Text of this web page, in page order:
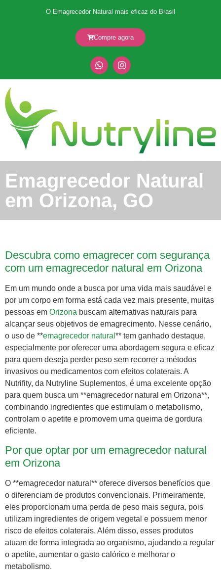
O Emagrecedor Natural mais eficaz do Brasil
Compre agora
Emagrecedor Natural
em Orizona, GO
Descubra como emagrecer com segurança
com um emagrecedor natural em Orizona
Em um mundo onde a busca por uma vida mais saudável e
por um corpo em forma está cada vez mais presente, muitas
pessoas em Orizona buscam alternativas naturais para
alcançar seus objetivos de emagrecimento. Nesse cenário,
o uso de **emagrecedor natural ** tem ganhado destaque,
especialmente por oferecer uma abordagem segura e eficaz
para quem deseja perder peso sem recorrer a métodos
invasivos ou medicamentos com efeitos colaterais. A
Nutrifity, da Nutryline Suplementos, é uma excelente opção
para quem busca um **emagrecedor natural em Orizona**,
combinando ingredientes que estimulam o metabolismo,
controlam o apetite e promovem uma queima de gordura
eficiente.
Por que optar por um emagrecedor natural
em Orizona
O **emagrecedor natural** oferece diversos benefícios que
o diferenciam de produtos convencionais. Primeiramente,
eles proporcionam uma perda de peso mais segura, pois
utilizam ingredientes de origem vegetal e possuem menor
risco de efeitos colaterais. Além disso, esses produtos
atuam de forma integrada ao organismo, ajudando a regular
o apetite, aumentar o gasto calórico e melhorar o
metabolismo.